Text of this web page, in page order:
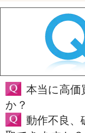
本当に高
か？
動作不良、